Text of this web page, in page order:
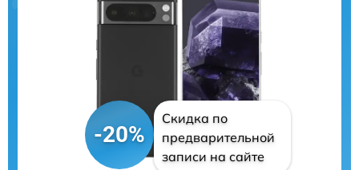
-20%
Скидка по
предварительной
записи на сайте